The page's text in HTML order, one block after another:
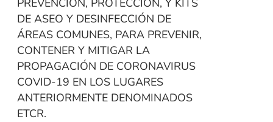
PREVENCIÓN, PROTECCIÓN, Y KITS
DE ASEO Y DESINFECCIÓN DE
ÁREAS COMUNES, PARA PREVENIR,
CONTENER Y MITIGAR LA
PROPAGACIÓN DE CORONAVIRUS
COVID-19 EN LOS LUGARES
ANTERIORMENTE DENOMINADOS
ETCR.